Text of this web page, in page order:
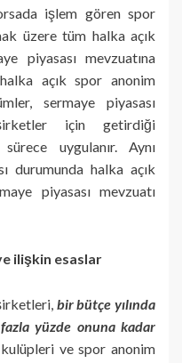
işlem gören spor
üzere tüm halka açık
piyasası mevzuatına
açık spor anonim
sermaye piyasası
için getirdiği
sürece uygulanır. Aynı
durumunda halka açık
piyasası mevzuatı
ilişkin esaslar
bir bütçe yılında
yüzde onuna kadar
kulüpleri ve spor anonim